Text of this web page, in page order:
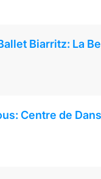
Biarritz: La
Centre de